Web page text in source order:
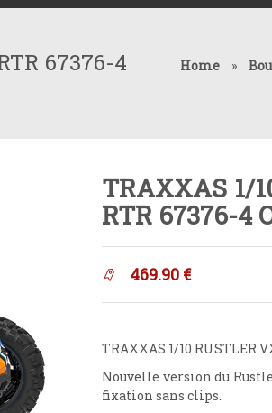
67376-4 Home »
TRAXXAS 1/
RTR 67376-4
469.90 €
TRAXXAS 1/10 RUSTLER
Nouvelle version du
fixation sans clips.